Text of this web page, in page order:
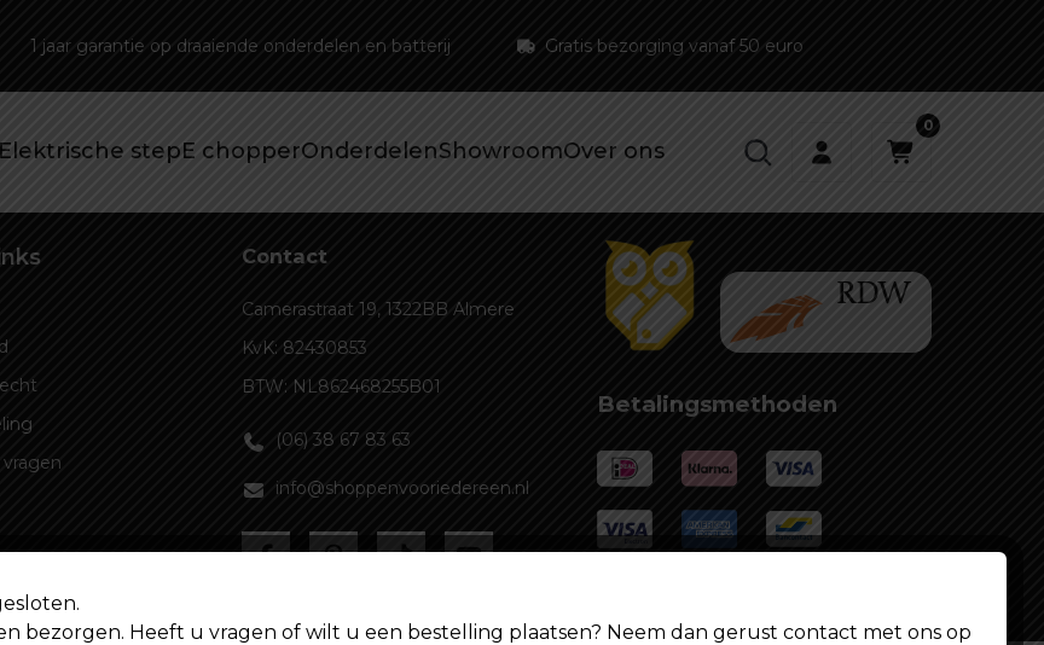
Gratis bezorging vanaf 50 euro
1 jaar garantie op draaiende onderdelen en batterij
Elektrische stepE chopperOnderdelenShowroomOver ons
0
Contact
Camerastraat 19, 1322BB Almere
KvK: 82430853
BTW: NL862468255B01
(06) 38 67 83 63
info@shoppenvooriedereen.nl
Betalingsmethoden
bezorgen. Heeft u vragen of wilt u een bestelling plaatsen? Neem dan gerust contact met ons op